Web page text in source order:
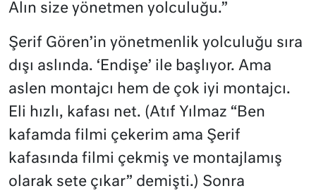
Alın size yönetmen yolculuğu.”
Şerif Gören’in yönetmenlik yolculuğu sıra
dışı aslında. ‘Endişe’ ile başlıyor. Ama
aslen montajcı hem de çok iyi montajcı.
Eli hızlı, kafası net. (Atıf Yılmaz “Ben
kafamda filmi çekerim ama Şerif
kafasında filmi çekmiş ve montajlamış
olarak sete çıkar” demişti.) Sonra